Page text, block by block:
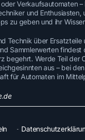
Verkaufsautomaten –
und Enthusiasten,
zu geben und ihr
Technik über
Sammlerwerten findest
begehrt. Werde Teil der
aus – bei
für Automaten im